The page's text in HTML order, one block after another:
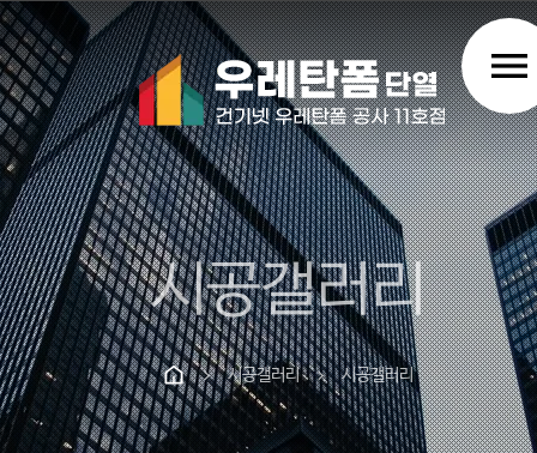
menu
시공갤러리
chevron_right 시공갤러리 chevron_right 시공갤러리